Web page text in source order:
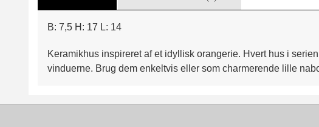
B: 7,5 H: 17 L: 14
Keramikhus inspireret af et idyllisk orangerie. Hvert hus i
vinduerne. Brug dem enkeltvis eller som charmerende lille